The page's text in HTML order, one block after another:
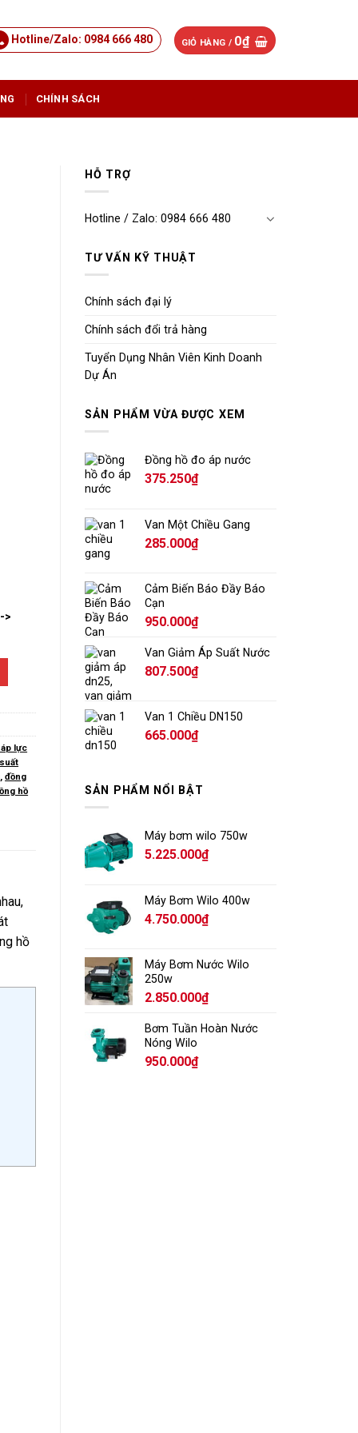
Hotline/Zalo: 0984 666 480 GIỎ HÀNG / 0₫
CHÍNH SÁCH
HỖ TRỢ
Hotline / Zalo: 0984 666 480
TƯ VẤN KỸ THUẬT
Chính sách đại lý
Chính sách đổi trả hàng
Tuyển Dụng Nhân Viên Kinh Doanh
Dự Án
SẢN PHẨM VỪA ĐƯỢC XEM
Đồng hồ đo áp nước
375.250₫
Van Một Chiều Gang
285.000₫
Cảm Biến Báo Đầy Báo
Cạn
950.000₫
Van Giảm Áp Suất Nước
807.500₫
Van 1 Chiều DN150
665.000₫
SẢN PHẨM NỔI BẬT
Máy bơm wilo 750w
5.225.000₫
Máy Bơm Wilo 400w
4.750.000₫
Máy Bơm Nước Wilo
250w
2.850.000₫
Bơm Tuần Hoàn Nước
Nóng Wilo
950.000₫
>
lực
,đồng
hồ
hồ